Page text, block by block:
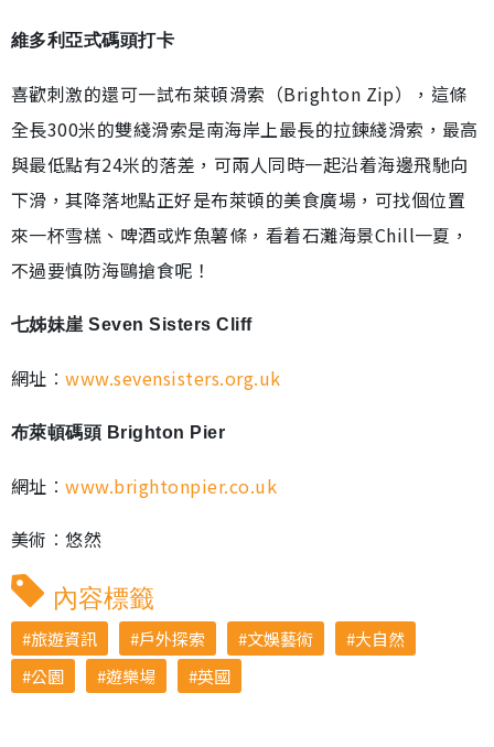
維多利亞式碼頭打卡
喜歡刺激的還可一試布萊頓滑索（Brighton Zip），這條
全長300米的雙綫滑索是南海岸上最長的拉鍊綫滑索，最高
與最低點有24米的落差，可兩人同時一起沿着海邊飛馳向
下滑，其降落地點正好是布萊頓的美食廣場，可找個位置
來一杯雪榚、啤酒或炸魚薯條，看着石灘海景Chill一夏，
不過要慎防海鷗搶食呢！
七姊妹崖 Seven Sisters Cliff
網址︰www.sevensisters.org.uk
布萊頓碼頭 Brighton Pier
網址︰www.brightonpier.co.uk
美術︰悠然
內容標籤
旅遊資訊 戶外探索 文娛藝術
大自然
公園
遊樂場 英國